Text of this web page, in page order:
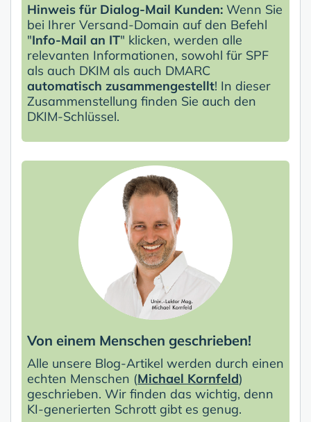
Hinweis für Dialog-Mail Kunden:Wenn Sie
bei Ihrer Versand-Domain auf den Befehl
"Info-Mail an IT" klicken, werden alle
relevanten Informationen, sowohl für SPF
als auch DKIM als auch DMARC
automatisch zusammengestellt! In dieser
Zusammenstellung finden Sie auch den
DKIM-Schlüssel.
Von einem Menschen geschrieben!
Alle unsere Blog-Artikel werden durch einen
echten Menschen (Michael Kornfeld)
geschrieben. Wir finden das wichtig, denn
KI-generierten Schrott gibt es genug.